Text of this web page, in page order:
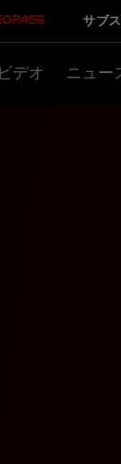
サブ
ビデオ ニュー